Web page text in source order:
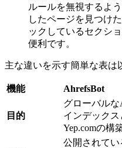
ルールを無視するよ
したページを見つけ
ックしているセクシ
便利です。
主な違いを示す簡単な表は
機能 AhrefsBot
目的
グローバルな
インデックス
Yep.comの構
公開されてい